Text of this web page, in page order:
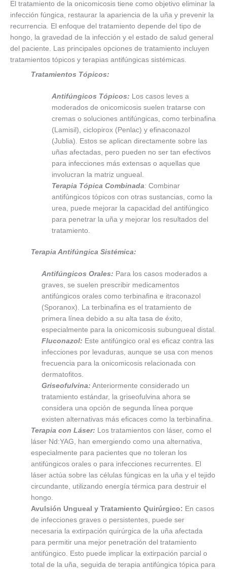
El tratamiento de la onicomicosis tiene como objetivo eliminar la
infección fúngica, restaurar la apariencia de la uña y prevenir la
recurrencia. El enfoque del tratamiento depende del tipo de
hongo, la gravedad de la infección y el estado de salud general
del paciente. Las principales opciones de tratamiento incluyen
tratamientos tópicos y terapias antifúngicas sistémicas.
Tratamientos Tópicos:
Antifúngicos Tópicos: Los casos leves a
moderados de onicomicosis suelen tratarse con
cremas o soluciones antifúngicas, como terbinafina
(Lamisil), ciclopirox (Penlac) y efinaconazol
(Jublia). Estos se aplican directamente sobre las
uñas afectadas, pero pueden no ser tan efectivos
para infecciones más extensas o aquellas que
involucran la matriz ungueal.
Terapia Tópica Combinada : Combinar
antifúngicos tópicos con otras sustancias, como la
urea, puede mejorar la capacidad del antifúngico
para penetrar la uña y mejorar los resultados del
tratamiento.
Terapia Antifúngica Sistémica:
Antifúngicos Orales: Para los casos moderados a
graves, se suelen prescribir medicamentos
antifúngicos orales como terbinafina e itraconazol
(Sporanox). La terbinafina es el tratamiento de
primera línea debido a su alta tasa de éxito,
especialmente para la onicomicosis subungueal distal.
Fluconazol: Este antifúngico oral es eficaz contra las
infecciones por levaduras, aunque se usa con menos
frecuencia para la onicomicosis relacionada con
dermatofitos.
Griseofulvina: Anteriormente considerado un
tratamiento estándar, la griseofulvina ahora se
considera una opción de segunda línea porque
existen alternativas más eficaces como la terbinafina.
Terapia con Láser: Los tratamientos con láser, como el
láser Nd:YAG, han emergiendo como una alternativa,
especialmente para pacientes que no toleran los
antifúngicos orales o para infecciones recurrentes. El
láser actúa sobre las células fúngicas en la uña y el tejido
circundante, utilizando energía térmica para destruir el
hongo.
Avulsión Ungueal y Tratamiento Quirúrgico: En casos
de infecciones graves o persistentes, puede ser
necesaria la extirpación quirúrgica de la uña afectada
para permitir una mejor penetración del tratamiento
antifúngico. Esto puede implicar la extirpación parcial o
total de la uña, seguida de terapia antifúngica tópica para